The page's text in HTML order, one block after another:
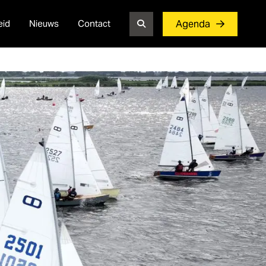
Nieuws Contact Agenda